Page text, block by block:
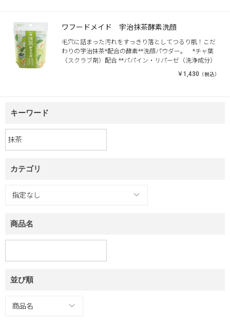
ワフードメイド 宇治抹茶酵素洗顔
毛穴に詰まった汚れをすっきり落としてつるり肌！こだ
わりの宇治抹茶*配合の酵素**洗顔パウダー。 *チャ葉
（スクラブ剤）配合 **パパイン・リパーゼ（洗浄成分）
￥1,430 （税込）
キーワード
カテゴリ
商品名
並び順